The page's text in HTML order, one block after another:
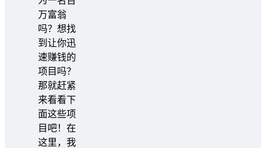
万富翁
吗？想找
到让你迅
速赚钱的
项目吗？
那就赶紧
来看看下
面这些项
目吧！在
这里，我